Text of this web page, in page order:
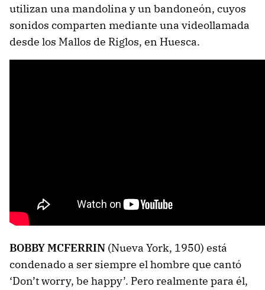
utilizan una mandolina y un bandoneón, cuyos
sonidos comparten mediante una videollamada
desde los Mallos de Riglos, en Huesca.
BOBBY MCFERRIN (Nueva York, 1950) está
condenado a ser siempre el hombre que cantó
‘Don’t worry, be happy’. Pero realmente para él,